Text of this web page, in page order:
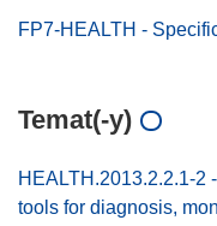
FP7-HEALTH -
Temat(-y)
HEALTH.2013.2.2.1-2
tools for diagnosis,